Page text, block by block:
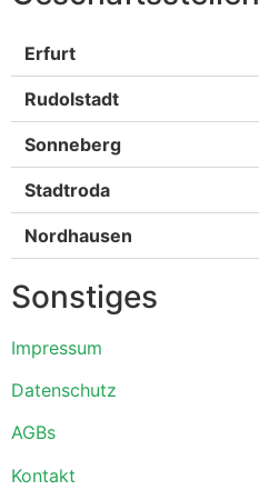
Erfurt
Rudolstadt
Sonneberg
Stadtroda
Nordhausen
Sonstiges
Impressum
Datenschutz
AGBs
Kontakt